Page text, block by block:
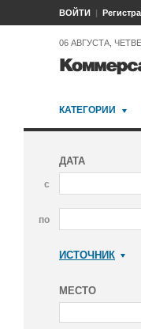
ВОЙТИ
06 АВГУСТА,
КАТЕГОРИИ
ДАТА
с
по
ИСТОЧНИК
МЕСТО